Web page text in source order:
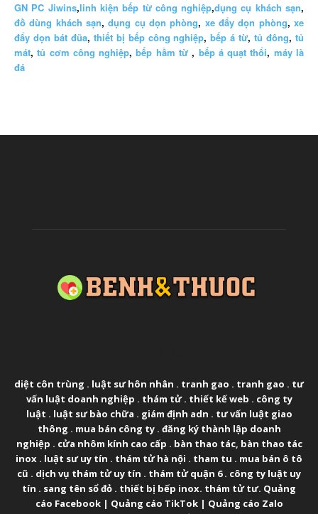
GN PC Jiwins,linh kiện bếp từ công nghiệp,dụng cụ khách sạn,
đồ dùng khách sạn,dụng cụ dọn phòng, xe đẩy dọn phòng,xe
đẩy dọn bát đũa, thiết bị bếp công nghiệp,bếp á từ,tủ đông,tủ
mát,tủ cơm công nghiệp,bếp hầm từ , bếp á quạt thổi, máy là
đá
diệt côn trùng . luật sư hôn nhân . tranh gao . tranh gao . tư
vấn luật doanh nghiệp . thám tử. thiết kế web . công ty
luật . luật sư bào chữa . giám định adn . tư vấn luật giao
thông . mua bán công ty. đăng ký thành lập doanh
nghiệp . cửa nhôm kính cao cấp . bàn thao tác, bàn thao tác
inox . luật sư uy tín . thám tử hà nội . tham tu . mua bán ô tô
cũ . dịch vụ thám tử uy tín . thám tử quận 6. công ty luật uy
tín . sang tên sổ đỏ . thiết bị bếp inox. thám tử tư. Quảng
cáo Facebook| Quảng cáo TikTok| Quảng cáo Zalo